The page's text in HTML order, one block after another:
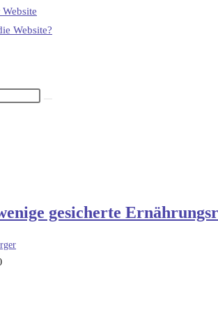
Website?
gesicherte